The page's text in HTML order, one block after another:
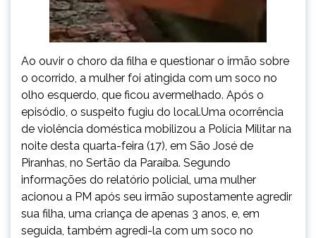
Ao ouvir o choro da filha e questionar o irmão sobre
o ocorrido, a mulher foi atingida com um soco no
olho esquerdo, que ficou avermelhado. Após o
episódio, o suspeito fugiu do local.Uma ocorrência
de violência doméstica mobilizou a Polícia Militar na
noite desta quarta-feira (17), em São José de
Piranhas, no Sertão da Paraíba. Segundo
informações do relatório policial, uma mulher
acionou a PM após seu irmão supostamente agredir
sua filha, uma criança de apenas 3 anos, e, em
seguida, também agredi-la com um soco no